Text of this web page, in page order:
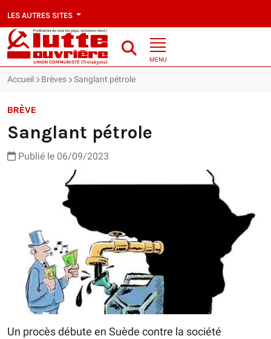
LES AUTRES SITES
MENU
Accueil Brèves Sanglant pétrole
BRÈVE
Sanglant pétrole
Publié le 06/09/2023
Un procès débute en Suède contre la société